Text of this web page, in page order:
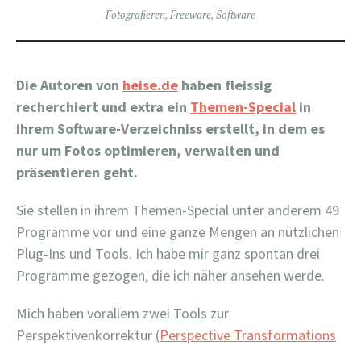
Fotografieren, Freeware, Software
Die Autoren von heise.de haben fleissig
recherchiert und extra ein Themen-Special in
ihrem Software-Verzeichniss erstellt, in dem es
nur um Fotos optimieren, verwalten und
präsentieren geht.
Sie stellen in ihrem Themen-Special unter anderem 49
Programme vor und eine ganze Mengen an nützlichen
Plug-Ins und Tools. Ich habe mir ganz spontan drei
Programme gezogen, die ich näher ansehen werde.
Mich haben vorallem zwei Tools zur
Perspektivenkorrektur (Perspective Transformations